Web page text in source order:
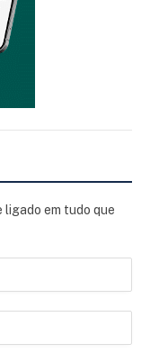
em tudo que